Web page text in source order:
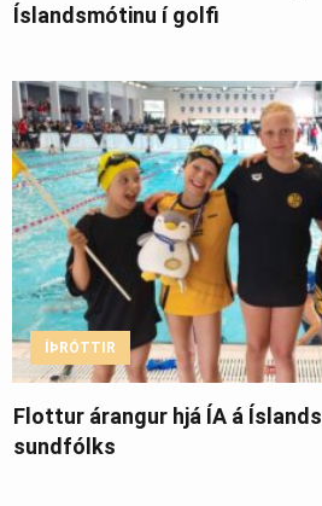
Íslandsmótinu í golfi
ÍÞRÓTTIR
Flottur árangur hjá ÍA á
sundfólks